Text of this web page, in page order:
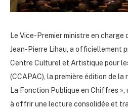
Le Vice-Premier ministre en charge
Jean-Pierre Lihau, a officiellement
Centre Culturel et Artistique pour
(CCAPAC), la première édition de
La Fonction Publique en Chiffres
à offrir une lecture consolidée et